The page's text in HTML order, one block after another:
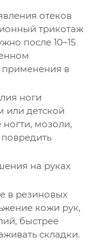
отеков
трикотаж
после 10–15
в
ноги
или детской
мозоли,
на руках
в резиновых
кожи рук,
быстрее
складки.